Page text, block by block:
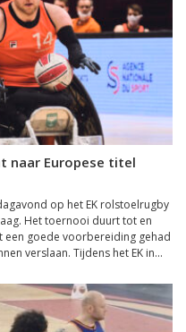
naar Europese titel
op het EK rolstoelrugby
Het toernooi duurt tot en
een goede voorbereiding gehad
verslaan. Tijdens het EK in...